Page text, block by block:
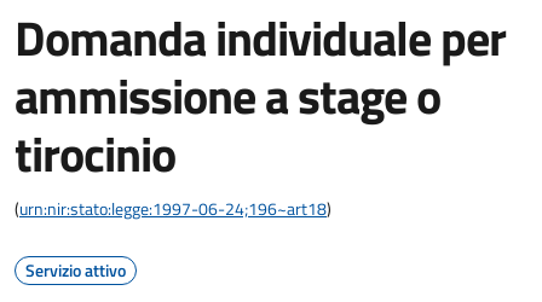
Domanda individuale per
ammissione a stage o
tirocinio
(urn:nir:stato:legge:1997-06-24;196~art18)
Servizio attivo